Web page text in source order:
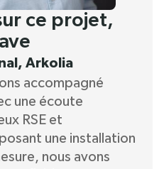
ce projet,
Arkolia
accompagné
une écoute
RSE et
une installation
nous avons